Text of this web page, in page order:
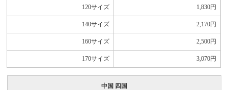
120サイズ 1,830円
140サイズ 2,170円
160サイズ 2,500円
170サイズ 3,070円
中国 四国